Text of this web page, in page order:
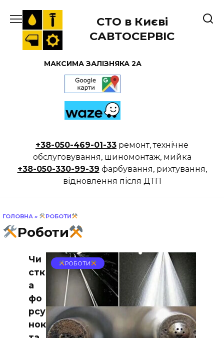
до
вмісту
СТО в Києві
САВТОСЕРВІС
МАКСИМА ЗАЛІЗНЯКА 2А
+38-050-469-01-33 ремонт, технічне
обслуговування, шиномонтаж, мийка
+38-050-330-99-39 фарбування, рихтування,
відновлення після ДТП
ГОЛОВНА » РОБОТИ
Роботи
РОБОТИ
Чи
стк
а
фо
рсу
нок